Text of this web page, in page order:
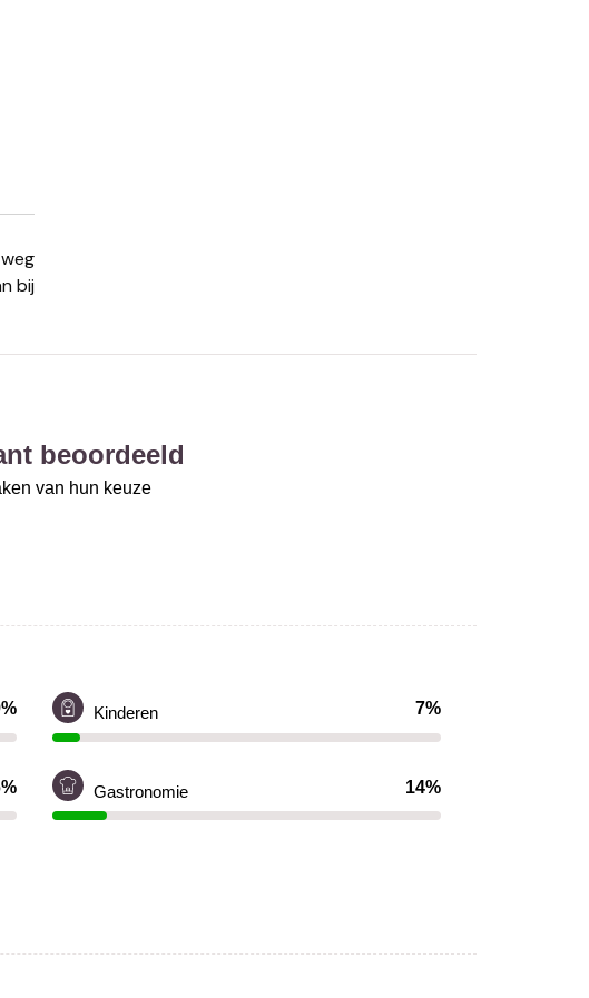
bij
beoordeeld
van hun keuze
Kinderen 7%
Gastronomie 14%